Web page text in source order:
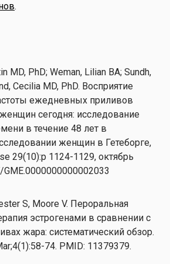
.
MD, PhD; Weman, Lilian BA; Sundh,
Cecilia MD, PhD. Восприятие
ежедневных приливов
сегодня: исследование
в течение 48 лет в
женщин в Гетеборге,
29(10):p 1124-1129, октябрь
GME.0000000000002033
S, Moore V. Пероральная
эстрогенами в сравнении с
жара: систематический обзор.
74. PMID: 11379379.